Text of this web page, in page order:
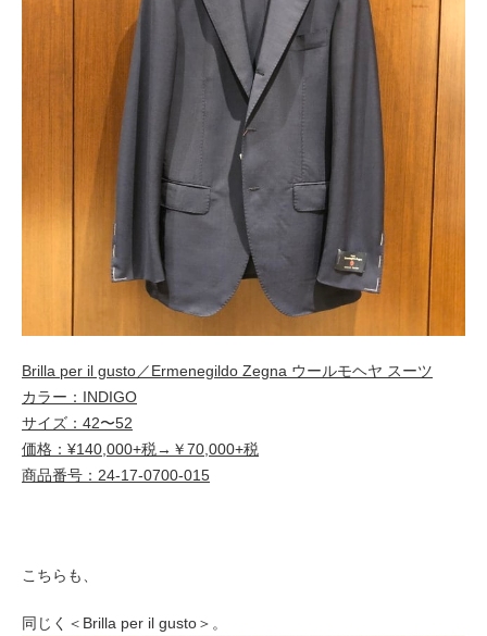
Brilla per il gusto／Ermenegildo Zegna ウールモヘヤ スーツ
カラー：INDIGO
サイズ：42〜52
価格：¥140,000+税→￥70,000+税
商品番号：24-17-0700-015
こちらも、
同じく＜Brilla per il gusto＞。